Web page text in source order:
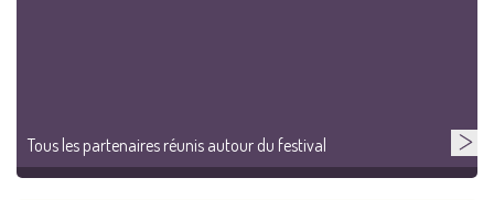
Tous les partenaires réunis autour du festival